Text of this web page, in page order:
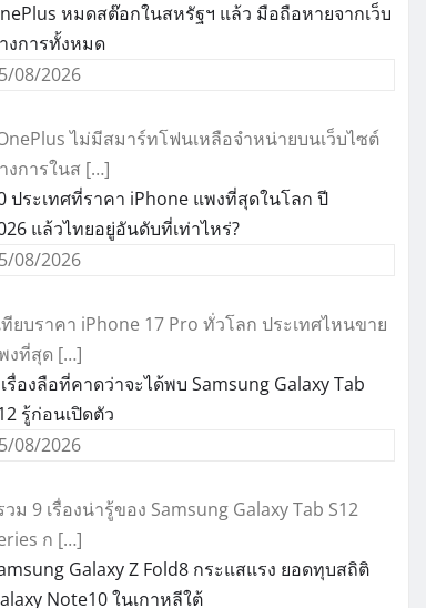
หมดสต๊อกในสหรัฐฯ แล้ว มือถือหายจากเว็บ
งการทั้งหมด
08/2026
ไม่มีสมาร์ทโฟนเหลือจำหน่ายบนเว็บไซต์
งการในส […]
ประเทศที่ราคา iPhone แพงที่สุดในโลก ปี
แล้วไทยอยู่อันดับที่เท่าไหร่?
08/2026
ทียบราคา iPhone 17 Pro ทั่วโลก ประเทศไหนขาย
งที่สุด […]
รื่องลือที่คาดว่าจะได้พบ Samsung Galaxy Tab
รู้ก่อนเปิดตัว
08/2026
วม 9 เรื่องน่ารู้ของ Samsung Galaxy Tab S12
ก […]
Galaxy Z Fold8 กระแสแรง ยอดทุบสถิติ
Note10 ในเกาหลีใต้